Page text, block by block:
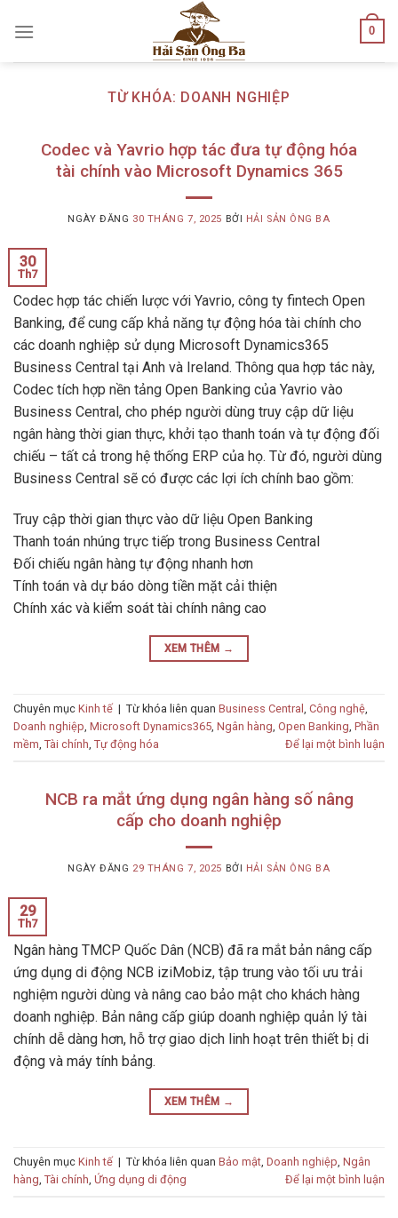
0
TỪ KHÓA: DOANH NGHIỆP
Codec và Yavrio hợp tác đưa tự động hóa
tài chính vào Microsoft Dynamics 365
NGÀY ĐĂNG 30 THÁNG 7, 2025 BỞI HẢI SẢN ÔNG BA
30
Th7
Codec hợp tác chiến lược với Yavrio, công ty fintech Open
Banking, để cung cấp khả năng tự động hóa tài chính cho
các doanh nghiệp sử dụng Microsoft Dynamics365
Business Central tại Anh và Ireland. Thông qua hợp tác này,
Codec tích hợp nền tảng Open Banking của Yavrio vào
Business Central, cho phép người dùng truy cập dữ liệu
ngân hàng thời gian thực, khởi tạo thanh toán và tự động đối
chiếu – tất cả trong hệ thống ERP của họ. Từ đó, người dùng
Business Central sẽ có được các lợi ích chính bao gồm:
Truy cập thời gian thực vào dữ liệu Open Banking
Thanh toán nhúng trực tiếp trong Business Central
Đối chiếu ngân hàng tự động nhanh hơn
Tính toán và dự báo dòng tiền mặt cải thiện
Chính xác và kiểm soát tài chính nâng cao
XEM THÊM →
Chuyên mục Kinh tế | Từ khóa liên quan Business Central , Công nghệ,
Doanh nghiệp, Microsoft Dynamics365, Ngân hàng, Open Banking, Phần
mềm, Tài chính, Tự động hóa Để lại một bình luận
NCB ra mắt ứng dụng ngân hàng số nâng
cấp cho doanh nghiệp
NGÀY ĐĂNG 29 THÁNG 7, 2025 BỞI HẢI SẢN ÔNG BA
29
Th7
Ngân hàng TMCP Quốc Dân (NCB) đã ra mắt bản nâng cấp
ứng dụng di động NCB iziMobiz, tập trung vào tối ưu trải
nghiệm người dùng và nâng cao bảo mật cho khách hàng
doanh nghiệp. Bản nâng cấp giúp doanh nghiệp quản lý tài
chính dễ dàng hơn, hỗ trợ giao dịch linh hoạt trên thiết bị di
động và máy tính bảng.
XEM THÊM →
Chuyên mục Kinh tế | Từ khóa liên quan Bảo mật, Doanh nghiệp, Ngân
hàng, Tài chính, Ứng dụng di động Để lại một bình luận